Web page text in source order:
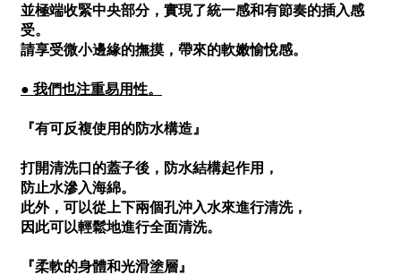
並極端收緊中央部分，實現了統一感和有節奏的插入感
受。
請享受微小邊緣的撫摸，帶來的軟嫩愉悅感。
● 我們也注重易用性。
『有可反複使用的防水構造』
打開清洗口的蓋子後，防水結構起作用，
防止水滲入海綿。
此外，可以從上下兩個孔沖入水來進行清洗，
因此可以輕鬆地進行全面清洗。
『柔軟的身體和光滑塗層』